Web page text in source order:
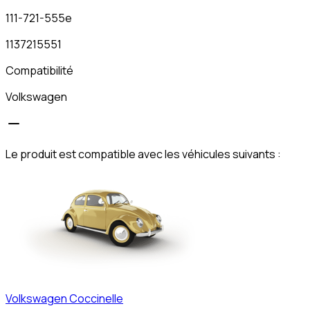
111-721-555e
1137215551
Compatibilité
Volkswagen
Le produit est compatible avec les véhicules suivants :
VolkswagenCoccinelle